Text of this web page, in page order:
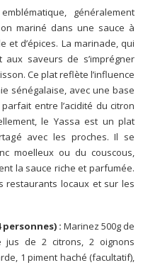
généralement
mariné dans une sauce à
et d’épices. La marinade, qui
saveurs de s’imprégner
Ce plat reflète l’influence
sénégalaise, avec une base
entre l’acidité du citron
le Yassa est un plat
avec les proches. Il se
moelleux ou du couscous,
la sauce riche et parfumée.
restaurants locaux et sur les
: Marinez 500g de
jus de 2 citrons, 2 oignons
1 piment haché (facultatif),